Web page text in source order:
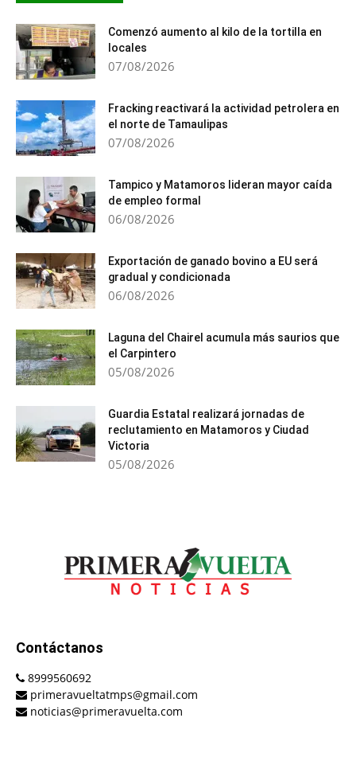
Comenzó aumento al kilo de la tortilla en
locales
07/08/2026
Fracking reactivará la actividad petrolera en
el norte de Tamaulipas
07/08/2026
Tampico y Matamoros lideran mayor caída
de empleo formal
06/08/2026
Exportación de ganado bovino a EU será
gradual y condicionada
06/08/2026
Laguna del Chairel acumula más saurios que
el Carpintero
05/08/2026
Guardia Estatal realizará jornadas de
reclutamiento en Matamoros y Ciudad
Victoria
05/08/2026
Contáctanos
8999560692
primeravueltatmps@gmail.com
noticias@primeravuelta.com